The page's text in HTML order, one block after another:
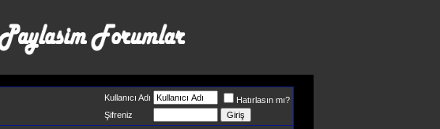
Kullanıcı Adı
Hatırlasın mı?
Şifreniz